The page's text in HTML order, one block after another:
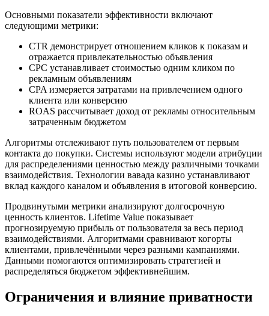
Основными показатели эффективности включают
следующими метрики:
CTR демонстрирует отношением кликов к показам и
отражается привлекательностью объявления
CPC устанавливает стоимостью одним кликом по
рекламным объявлениям
CPA измеряется затратами на привлечением одного
клиента или конверсию
ROAS рассчитывает доход от рекламы относительным
затраченным бюджетом
Алгоритмы отслеживают путь пользователем от первым
контакта до покупки. Системы используют модели атрибуции
для распределениями ценностью между различными точками
взаимодействия. Технологии вавада казино устанавливают
вклад каждого каналом и объявления в итоговой конверсию.
Продвинутыми метрики анализируют долгосрочную
ценность клиентов. Lifetime Value показывает
прогнозируемую прибыль от пользователя за весь период
взаимодействиями. Алгоритмами сравнивают когорты
клиентами, привлечёнными через разными кампаниями.
Данными помогаются оптимизировать стратегией и
распределяться бюджетом эффективнейшим.
Ограничения и влияние приватности